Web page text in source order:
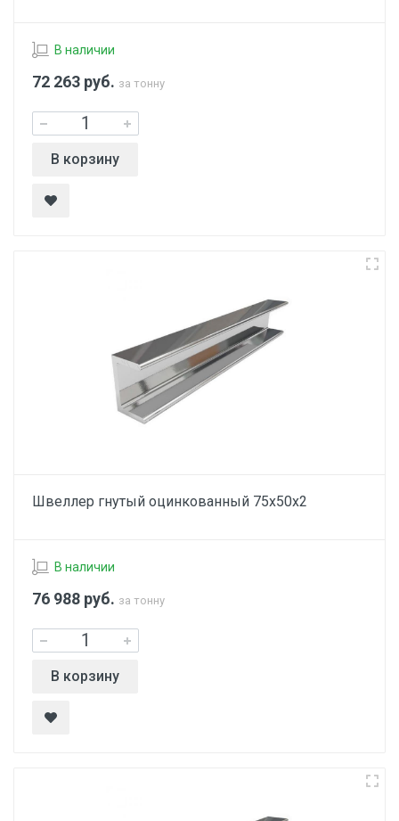
В наличии
72 263 руб. за тонну
В корзину
Швеллер гнутый оцинкованный 75х50х2
В наличии
76 988 руб. за тонну
В корзину